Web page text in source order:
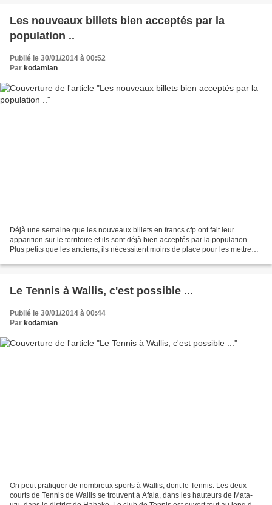
Les nouveaux billets bien acceptés par la
population ..
Publié le 30/01/2014 à 00:52
Par kodamian
Déjà une semaine que les nouveaux billets en francs cfp ont fait leur
apparition sur le territoire et ils sont déjà bien acceptés par la population.
Plus petits que les anciens, ils nécessitent moins de place pour les mettre
Le Tennis à Wallis, c'est possible ...
Publié le 30/01/2014 à 00:44
Par kodamian
On peut pratiquer de nombreux sports à Wallis, dont le Tennis. Les deux
courts de Tennis de Wallis se trouvent à Afala, dans les hauteurs de Mata-